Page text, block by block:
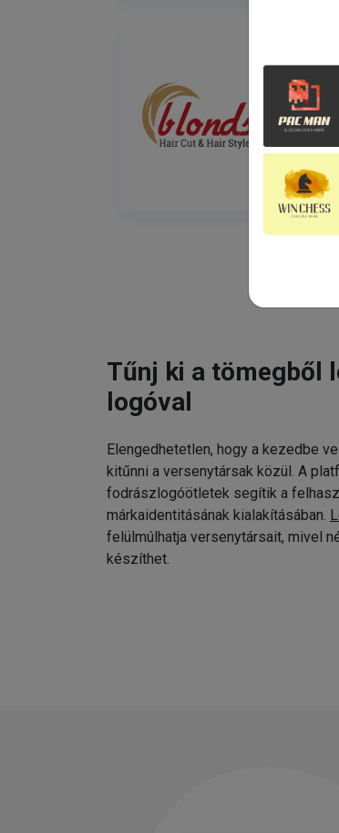
Tűnj ki a tömegből
logóval
Elengedhetetlen, hogy a kezedbe
kitűnni a versenytársak közül. A
fodrászlogóötletek segítik a
márkaidentitásának kialakításában.
felülmúlhatja versenytársait, mivel
készíthet.